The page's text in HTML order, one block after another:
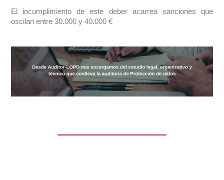
El incumplimiento de este deber acarrea sanciones que
oscilan entre 30.000 y 40.000 €